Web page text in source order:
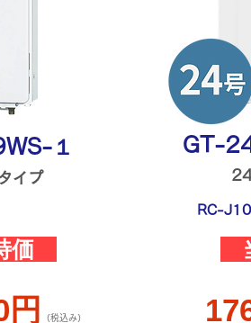
１
イプ
価
円 （税込み）
GT-
RC-